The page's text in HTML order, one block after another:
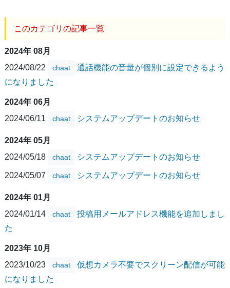
このカテゴリの記事一覧
2024年 08月
2024/08/22
chaat
通話機能の音量が個別に設定できるよう
になりました
2024年 06月
2024/06/11
chaat システムアップデートのお知らせ
2024年 05月
2024/05/18
chaat システムアップデートのお知らせ
2024/05/07 chaat システムアップデートのお知らせ
2024年 01月
2024/01/14
chaat
投稿用メールアドレス機能を追加しまし
た
2023年 10月
2023/10/23
chaat
仮想カメラ不要でスクリーン配信が可能
になりました